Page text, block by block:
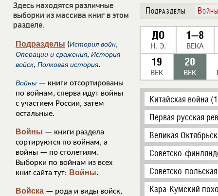
Здесь находятся различные
выборки из массива книг в этом
разделе.
Подразделы (История войн,
Операции и сражения, История
войск, Полковая история.
Войны — книги отсортированы
по войнам, сперва идут войны
с участием России, затем
остальные.
Войны — книги раздела
сортируются по войнам, а
войны — по столетиям.
Выборки по войнам из всех
книг сайта тут: Войны.
Войска — рода и виды войск,
Подразделы
ДО
Н. Э.
1—8
ВЕКА
19
ВЕК
20
ВЕК
Китайская война
Первая русская
Великая
Советско-
Советско-
Кара-Кумский